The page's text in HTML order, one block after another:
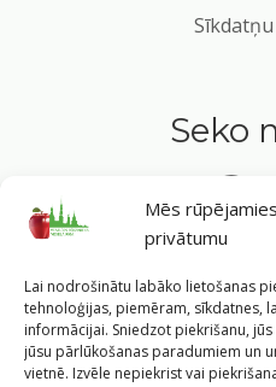
Mēs
privātumu
Lai nodrošinātu labāko lietošanas
tehnoloģijas, piemēram, sīkdatnes,
informācijai. Sniedzot piekrišanu,
jūsu pārlūkošanas paradumiem un
vietnē. Izvēle nepiekrist vai
Seko
©2026 Veselīgs rīdzinieks